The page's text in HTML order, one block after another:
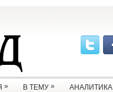
» В ТЕМУ » АНАЛИТИКА